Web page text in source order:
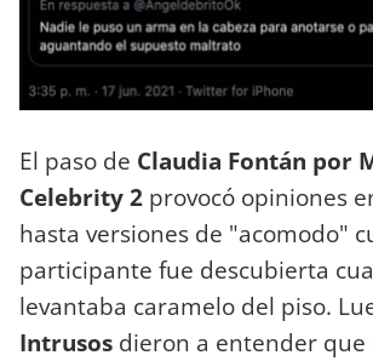
El paso de Claudia Fontán por
Celebrity 2 provocó opiniones
hasta versiones de "acomodo"
participante fue descubierta
levantaba caramelo del piso.
Intrusos dieron a entender que